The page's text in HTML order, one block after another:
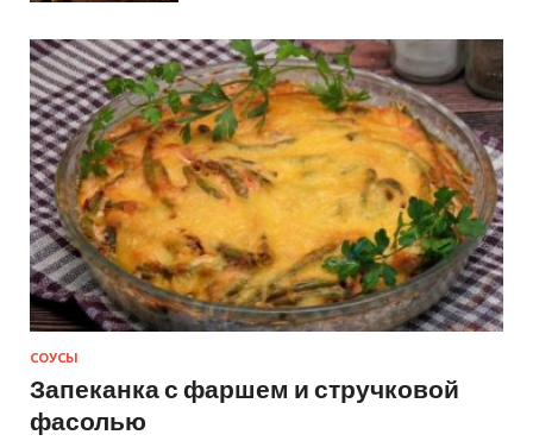
СОУСЫ
Запеканка с фаршем и стручковой
фасолью